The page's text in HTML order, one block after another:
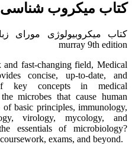
کتاب میکروب
murray 9th edition
fast-changing field, Medical
concise, up-to-date, and
of key concepts in medical
microbes that cause human
of basic principles, immunology,
virology, mycology, and
essentials of microbiology?
exams, and beyond.